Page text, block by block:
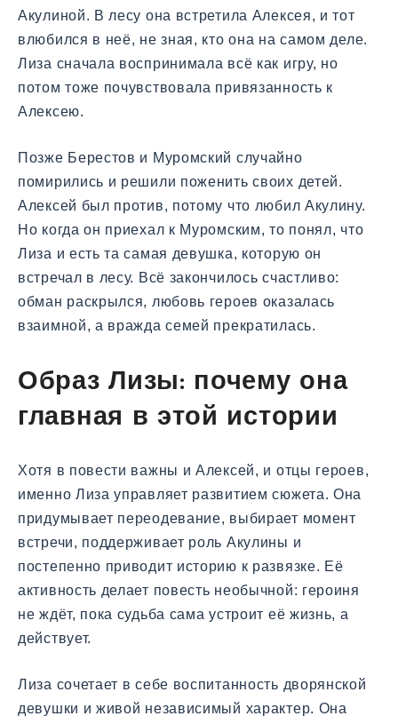
Акулиной. В лесу она встретила Алексея, и тот
влюбился в неё, не зная, кто она на самом деле.
Лиза сначала воспринимала всё как игру, но
потом тоже почувствовала привязанность к
Алексею.
Позже Берестов и Муромский случайно
помирились и решили поженить своих детей.
Алексей был против, потому что любил Акулину.
Но когда он приехал к Муромским, то понял, что
Лиза и есть та самая девушка, которую он
встречал в лесу. Всё закончилось счастливо:
обман раскрылся, любовь героев оказалась
взаимной, а вражда семей прекратилась.
Образ Лизы: почему она
главная в этой истории
Хотя в повести важны и Алексей, и отцы героев,
именно Лиза управляет развитием сюжета. Она
придумывает переодевание, выбирает момент
встречи, поддерживает роль Акулины и
постепенно приводит историю к развязке. Её
активность делает повесть необычной: героиня
не ждёт, пока судьба сама устроит её жизнь, а
действует.
Лиза сочетает в себе воспитанность дворянской
девушки и живой независимый характер. Она